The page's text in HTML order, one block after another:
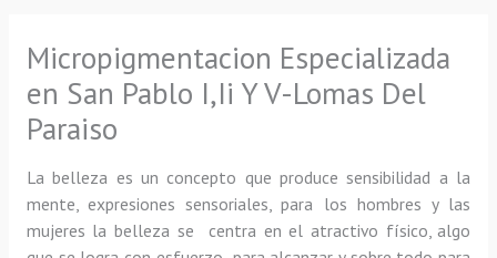
Micropigmentacion Especializada
en San Pablo I,Ii Y V-Lomas Del
Paraiso
La belleza es un concepto que produce sensibilidad a la
mente, expresiones sensoriales, para los hombres y las
mujeres la belleza se centra en el atractivo físico, algo